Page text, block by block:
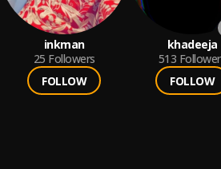
inkman
25 Followers
FOLLOW
khadeeja
513
FOLLOW